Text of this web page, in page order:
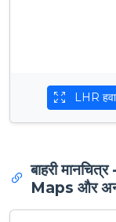
LHR
बाहरी
Maps और